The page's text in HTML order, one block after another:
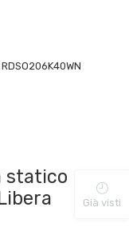
statico
Già visti